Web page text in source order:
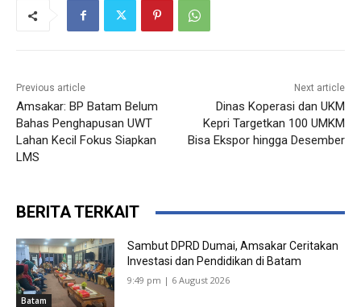
Previous article
Amsakar: BP Batam Belum
Bahas Penghapusan UWT
Lahan Kecil Fokus Siapkan
LMS
Next article
Dinas Koperasi dan UKM
Kepri Targetkan 100 UMKM
Bisa Ekspor hingga Desember
BERITA TERKAIT
Batam
Sambut DPRD Dumai, Amsakar Ceritakan
Investasi dan Pendidikan di Batam
9:49 pm | 6 August 2026